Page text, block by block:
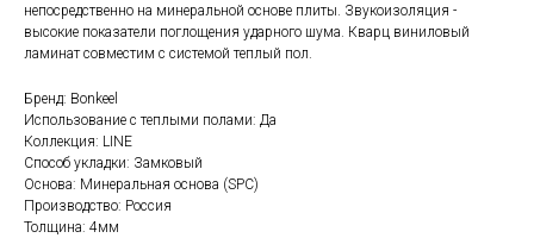
непосредственно на минеральной основе плиты. Звукоизоляция -
высокие показатели поглощения ударного шума. Кварц виниловый
ламинат совместим с системой теплый пол.
Бренд: Bonkeel
Использование с теплыми полами: Да
Коллекция: LINE
Способ укладки: Замковый
Основа: Минеральная основа (SPC)
Производство: Россия
Толщина: 4мм